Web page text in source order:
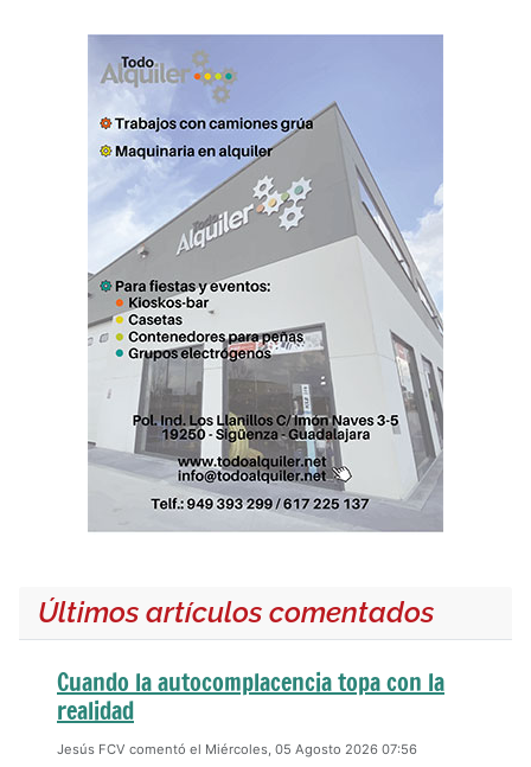
Últimos artículos comentados
Cuando la autocomplacencia topa con la
realidad
Jesús FCV comentó el Miércoles, 05 Agosto 2026 07:56